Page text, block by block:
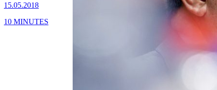
15.05.2018
10 MINUTES